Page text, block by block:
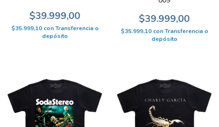
$39.999,00
$35.999,10 con Transferencia o
depósito
$39.999,00
$35.999,10 con Transferencia o
depósito